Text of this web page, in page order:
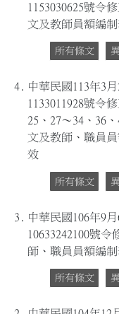
1153030625號令
文及教師員額編
所有條文
4. 中華民國113年3
1133011928號令
25、27～34、36
文及教師、職員
效
所有條文
3.
中華民國106年9
10633242100號
師、職員員額編
所有條文